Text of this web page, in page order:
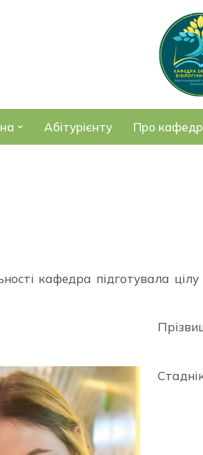
Абітурієнту Про
кафедра підготувала